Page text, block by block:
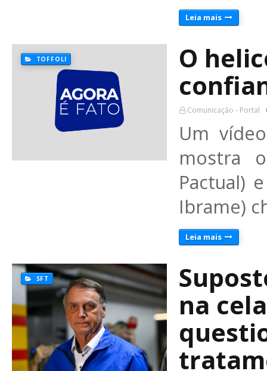
Leia mais
TOFFOLI
O
Comunicação - Portal
Um
mostra
Pactual)
Ibrame)
Leia mais
SFT
na